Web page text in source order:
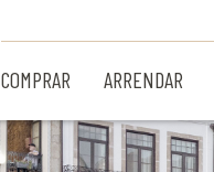
COMPRAR ARRENDAR